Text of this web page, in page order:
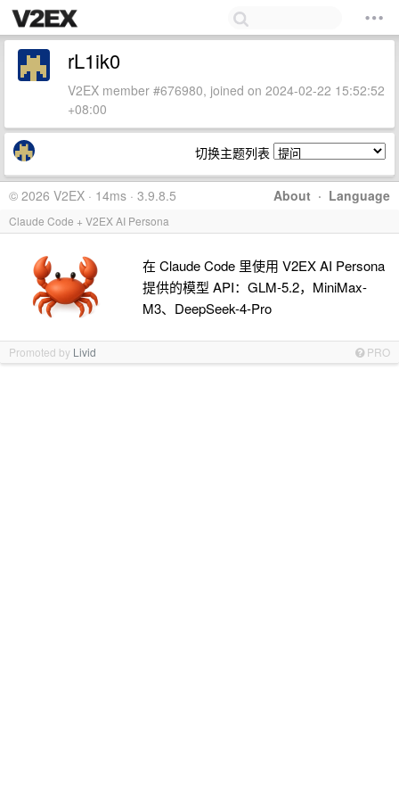
rL1ik0
V2EX member #676980, joined on 2024-02-22 15:52:52
+08:00
切换主题列表
About · Language
© 2026 V2EX · 14ms · 3.9.8.5
Claude Code + V2EX AI Persona
在 Claude Code 里使用 V2EX AI Persona
提供的模型 API：GLM-5.2，MiniMax-
M3、DeepSeek-4-Pro
Promoted by Livid PRO